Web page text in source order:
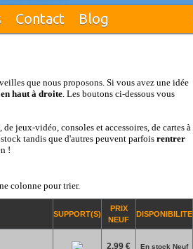
Contact Blog
que nous proposons. Si vous avez une idée
haut à droite. Les boutons ci-dessous vous
jeux-vidéo, consoles et accessoires, de cartes à
tandis que d'autres peuvent parfois rentrer
!
colonne pour trier.
SUPPORT(S)
PRIX
NEUF
DISPONIBILITE
2.99 € En stock Neuf